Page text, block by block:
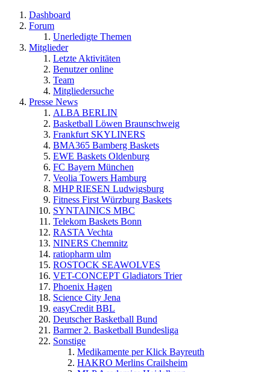
Dashboard
Forum
Unerledigte Themen
Mitglieder
Letzte Aktivitäten
Benutzer online
Team
Mitgliedersuche
Presse News
ALBA BERLIN
Basketball Löwen Braunschweig
Frankfurt SKYLINERS
BMA365 Bamberg Baskets
EWE Baskets Oldenburg
FC Bayern München
Veolia Towers Hamburg
MHP RIESEN Ludwigsburg
Fitness First Würzburg Baskets
SYNTAINICS MBC
Telekom Baskets Bonn
RASTA Vechta
NINERS Chemnitz
ratiopharm ulm
ROSTOCK SEAWOLVES
VET-CONCEPT Gladiators Trier
Phoenix Hagen
Science City Jena
easyCredit BBL
Deutscher Basketball Bund
Barmer 2. Basketball Bundesliga
Sonstige
Medikamente per Klick Bayreuth
HAKRO Merlins Crailsheim